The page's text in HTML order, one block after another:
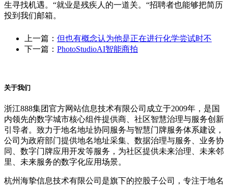
生寻找机遇。“就业是残疾人的一道关。“招聘者也能够把简历
投到我们邮箱。
上一篇： 但也有概念认为他是正在进行化学尝试时不
下一篇： PhotoStudioAI智能商拍
关于我们
浙江888集团官方网站信息技术有限公司成立于2009年，是国
内领先的数字城市核心组件提供商、社区智慧治理与服务创新
引导者。致力于地名地址协同服务与智慧门牌服务体系建设，
公司为政府部门提供地名地址采集、数据治理与服务、业务协
同、数字门牌应用开发等服务，为社区提供未来治理、未来邻
里、未来服务的数字化应用场景。
杭州海挚信息技术有限公司是旗下的控股子公司，专注于地名